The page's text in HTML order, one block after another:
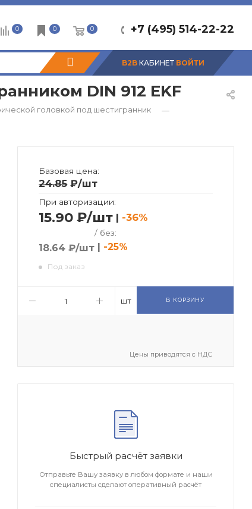
+7 (495) 514-22-22
0 0 0
B2B КАБИНЕТ ВОЙТИ
DIN 912 EKF
головкой под шестигранник
—
Базовая цена:
24.85₽/шт
При авторизации:
15.90 ₽/шт | -36%
/ без:
18.64 ₽/шт | -25%
Под заказ
шт В КОРЗИНУ
Цены приводятся с НДС
Быстрый расчёт заявки
Отправьте Вашу заявку в любом формате и наши
специалисты сделают оперативный расчёт